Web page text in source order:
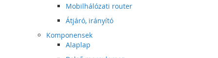
Mobilhálózati router
Átjáró, irányító
Komponensek
Alaplap